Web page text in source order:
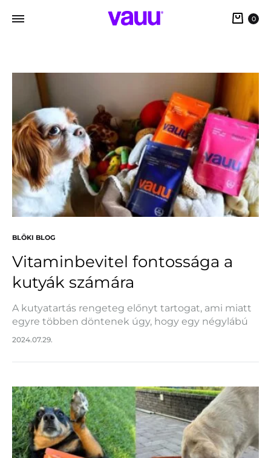
0
BLÖKI BLOG
Vitaminbevitel fontossága a
kutyák számára
A kutyatartás rengeteg előnyt tartogat, ami miatt
egyre többen döntenek úgy, hogy egy négylábú
baráttal bővítik a családjukat. Az egyik
társaság…
2024.07.29.